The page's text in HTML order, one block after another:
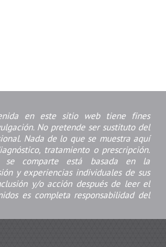
en este sitio web tiene fines
No pretende ser sustituto del
Nada de lo que se muestra aquí
tratamiento o prescripción.
se comparte está basada en la
y experiencias individuales de sus
y/o acción después de leer el
es completa responsabilidad del